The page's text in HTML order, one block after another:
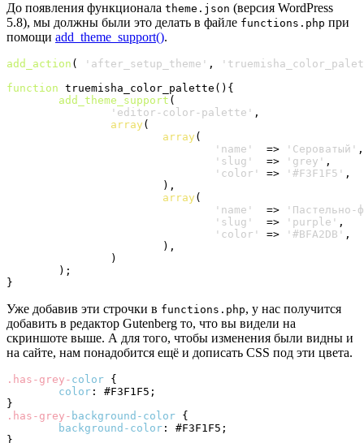
До появления функционала theme.json (версия WordPress
5.8), мы должны были это делать в файле functions.php при
помощи add_theme_support().
add_action ( 'after_setup_theme' ,
function truemisha_color_palette ( ) {
add_theme_support (
'editor-color-palette' ,
array (
array (
'name'
  =>
'Сероватый' ,
'slug'
  =>
'grey' ,
'color'
	=>
'#F3F1F5' ,
) ,
array (
'name'
  =>
'Пастельно-
'slug'
  =>
'purple' ,
'color'
=> '#BFA2DB' ,
) ,
)
)
}
Уже добавив эти строчки в functions.php, у нас получится
добавить в редактор Gutenberg то, что вы видели на
скриншоте выше. А для того, чтобы изменения были видны и
на сайте, нам понадобится ещё и дописать CSS под эти цвета.
.has-grey- color {
color : #F3F1F5 ;
}
.has-grey- background-color {
background-color : #F3F1F5 ;
}